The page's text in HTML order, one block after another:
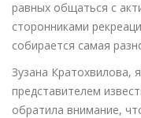
равных общаться с
сторонниками
собирается самая
Зузана Кратохвилова,
представителем
обратила внимание,